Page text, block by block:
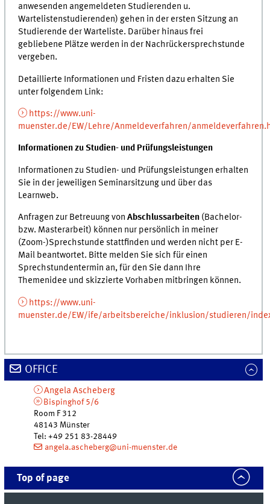
anwesenden angemeldeten Studierenden u.
Wartelistenstudierenden) gehen in der ersten Sitzung an
Studierende der Warteliste. Darüber hinaus frei
gebliebene Plätze werden in der Nachrückersprechstunde
vergeben.
Detaillierte Informationen und Fristen dazu erhalten Sie
unter folgendem Link:
https://www.uni-
muenster.de/EW/Lehre/Anmeldeverfahren/
Informationen zu Studien- und Prüfungsleistungen
Informationen zu Studien- und Prüfungsleistungen erhalten
Sie in der jeweiligen Seminarsitzung und über das
Learnweb.
Anfragen zur Betreuung vonAbschlussarbeiten (Bachelor-
bzw. Masterarbeit) können nur persönlich in meiner
(Zoom-)Sprechstunde stattfinden und werden nicht per E-
Mail beantwortet. Bitte melden Sie sich für einen
Sprechstundentermin an, für den Sie dann Ihre
Themenidee und skizzierte Vorhaben mitbringen können.
https://www.uni-
muenster.de/EW/ife/arbeitsbereiche/inklusion/studieren/
OFFICE
Angela Ascheberg
Bispinghof 5/6
Room F 312
48143 Münster
Tel:+49 251 83-28449
angela.ascheberg@uni-muenster.de
Top of page